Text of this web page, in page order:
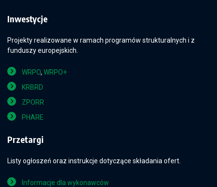
Inwestycje
Projekty realizowane w ramach programów strukturalnych i z
funduszy europejskich.
WRPO, WRPO+
KRBRD
ZPORR
PHARE
Przetargi
Listy ogłoszeń oraz instrukcje dotyczące składania ofert.
Informacje dla wykonawców